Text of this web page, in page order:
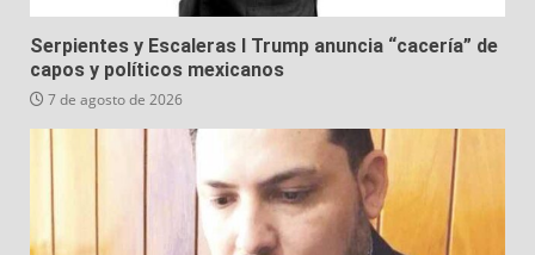
Serpientes y Escaleras I Trump anuncia “cacería” de
capos y políticos mexicanos
7 de agosto de 2026